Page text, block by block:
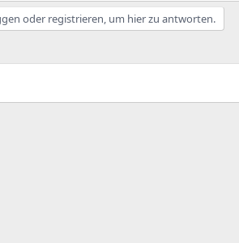
oder registrieren, um hier zu antworten.